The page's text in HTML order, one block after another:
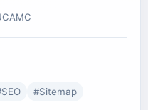
SEO #Sitemap